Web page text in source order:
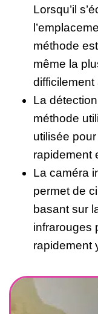
Lorsqu’il
méthode
même la
La
méthode
utilisée
rapidement
La caméra
permet de
basant sur
infrarouges
rapidement